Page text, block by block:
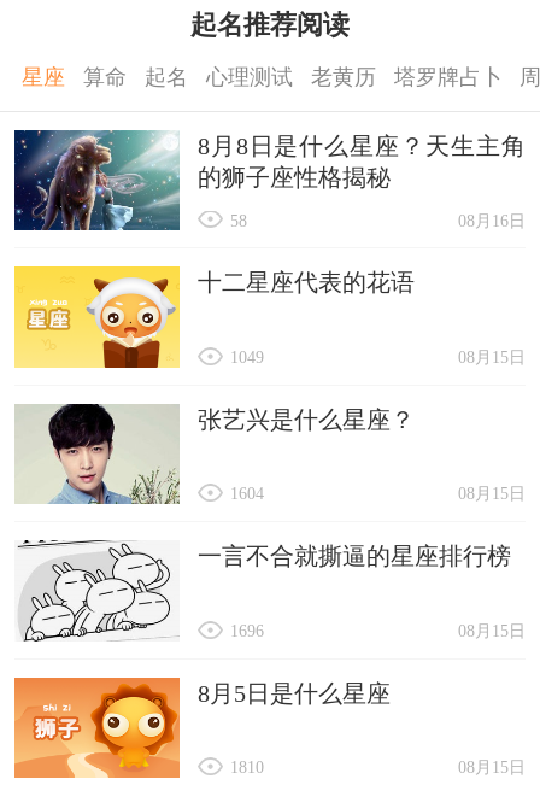
起名推荐阅读
星座 算命 起名 心理测试 老黄历 塔罗牌占卜
8月8日是什么星座？天生主角
的狮子座性格揭秘
08月16日
58
十二星座代表的花语
08月15日
1049
张艺兴是什么星座？
08月15日
1604
一言不合就撕逼的星座排行榜
08月15日
1696
8月5日是什么星座
08月15日
1810